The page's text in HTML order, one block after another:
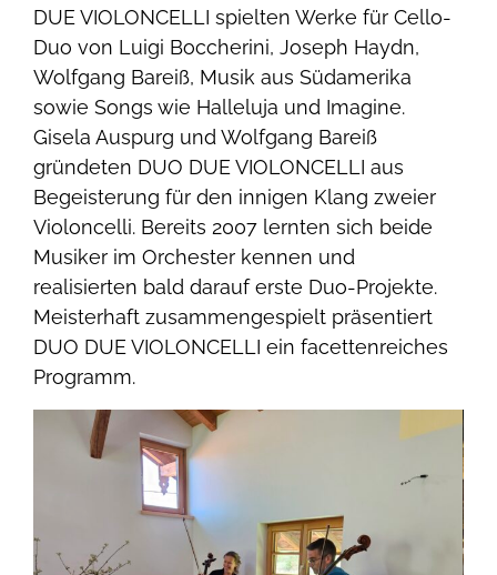
DUE VIOLONCELLI spielten Werke für Cello-
Duo von Luigi Boccherini, Joseph Haydn,
Wolfgang Bareiß, Musik aus Südamerika
sowie Songs wie Halleluja und Imagine.
Gisela Auspurg und Wolfgang Bareiß
gründeten DUO DUE VIOLONCELLI aus
Begeisterung für den innigen Klang zweier
Violoncelli. Bereits 2007 lernten sich beide
Musiker im Orchester kennen und
realisierten bald darauf erste Duo-Projekte.
Meisterhaft zusammengespielt präsentiert
DUO DUE VIOLONCELLI ein facettenreiches
Programm.